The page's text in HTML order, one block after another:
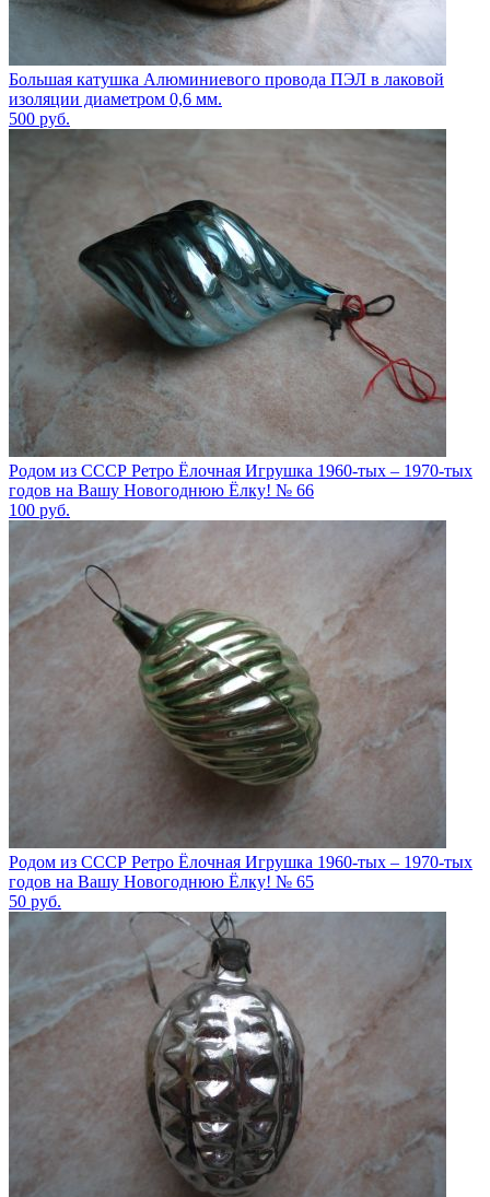
Большая катушка Алюминиевого провода ПЭЛ в лаковой
изоляции диаметром 0,6 мм.
500 руб.
Родом из СССР Ретро Ёлочная Игрушка 1960-тых – 1970-тых
годов на Вашу Новогоднюю Ёлку! № 66
100 руб.
Родом из СССР Ретро Ёлочная Игрушка 1960-тых – 1970-тых
годов на Вашу Новогоднюю Ёлку! № 65
50 руб.